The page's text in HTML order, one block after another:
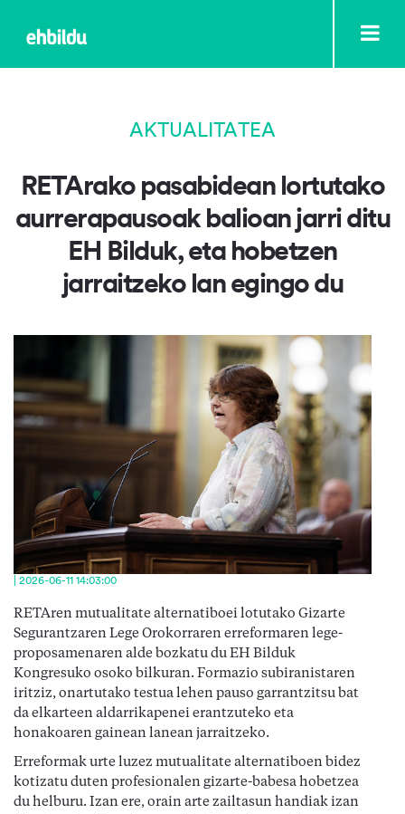
AKTUALITATEA
RETArako pasabidean lortutako
aurrerapausoak balioan jarri ditu
EH Bilduk, eta hobetzen
jarraitzeko lan egingo du
| 2026-06-11 14:03:00
RETAren mutualitate alternatiboei lotutako Gizarte
Segurantzaren Lege Orokorraren erreformaren lege-
proposamenaren alde bozkatu du EH Bilduk
Kongresuko osoko bilkuran. Formazio subiranistaren
iritziz, onartutako testua lehen pauso garrantzitsu bat
da elkarteen aldarrikapenei erantzuteko eta
honakoaren gainean lanean jarraitzeko.
Erreformak urte luzez mutualitate alternatiboen bidez
kotizatu duten profesionalen gizarte-babesa hobetzea
du helburu. Izan ere, orain arte zailtasun handiak izan